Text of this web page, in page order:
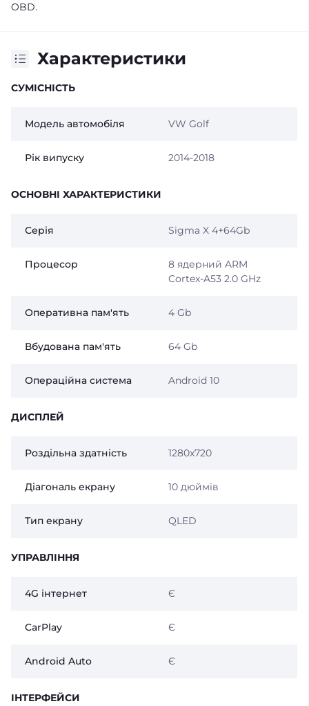
OBD.
Характеристики
СУМІСНІСТЬ
Модель автомобіля VW Golf
Рік випуску 2014-2018
ОСНОВНІ ХАРАКТЕРИСТИКИ
Серія Sigma X 4+64Gb
Процесор
8 ядерний ARM
Cortex-A53 2.0 GHz
Оперативна пам'ять 4 Gb
Вбудована пам'ять 64 Gb
Операційна система Android 10
ДИСПЛЕЙ
Роздільна здатність 1280x720
Діагональ екрану 10 дюймів
Тип екрану QLED
УПРАВЛІННЯ
4G інтернет Є
CarPlay Є
Android Auto Є
ІНТЕРФЕЙСИ